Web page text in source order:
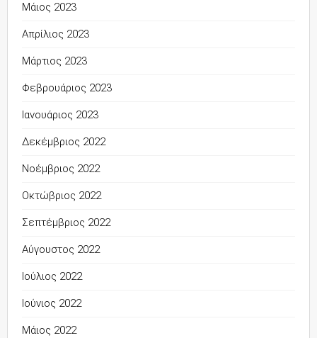
Μάιος 2023
Απρίλιος 2023
Μάρτιος 2023
Φεβρουάριος 2023
Ιανουάριος 2023
Δεκέμβριος 2022
Νοέμβριος 2022
Οκτώβριος 2022
Σεπτέμβριος 2022
Αύγουστος 2022
Ιούλιος 2022
Ιούνιος 2022
Μάιος 2022